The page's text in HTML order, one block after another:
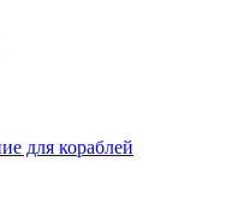
для кораблей